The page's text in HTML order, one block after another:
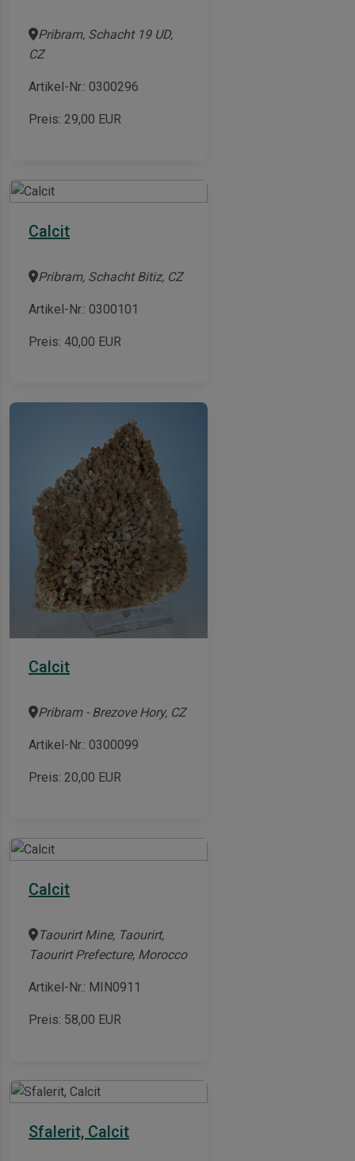
Pribram, Schacht 19 UD,
CZ
Artikel-Nr.: 0300296
Preis: 29,00 EUR
Calcit
Pribram, Schacht Bitiz, CZ
Artikel-Nr.: 0300101
Preis: 40,00 EUR
Calcit
Pribram - Brezove Hory, CZ
Artikel-Nr.: 0300099
Preis: 20,00 EUR
Calcit
Taourirt Mine, Taourirt,
Taourirt Prefecture, Morocco
Artikel-Nr.: MIN0911
Preis: 58,00 EUR
Sfalerit, Calcit